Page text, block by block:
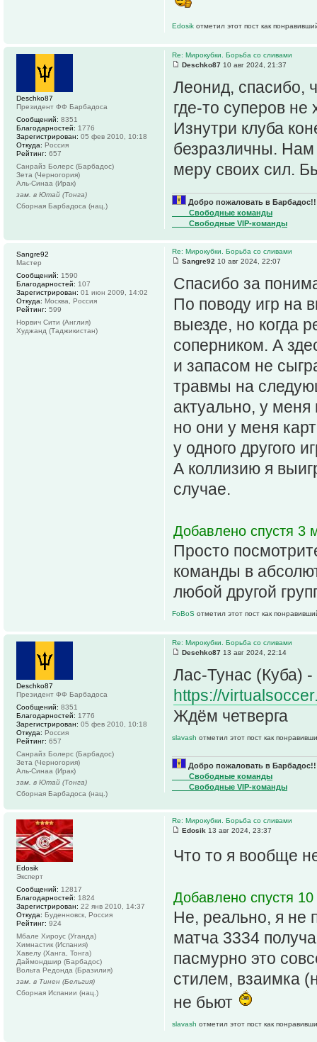
Edosik отметил этот пост как
Re: Мирокубки. Борьба со сливами
Deschko87 10 авг 2024, 21:37
Леонид, спасибо,
где-то суперов не
Изнутри клуба
безразличны.
меру своих сил.
Добро пожаловать в
____Свободные команды
____Свободные VIP-команды
Deschko87
Президент ФФ Барбадоса
Сообщений: 8351
Благодарностей: 1776
Зарегистрирован: 05 фев 2010, 10:18
Откуда: Россия
Рейтинг: 657
Санрайз Болерс (Барбадос)
Зета (Черногория)
Аль-Синаа (Ирак)
зам. в Ютай (Тонга)
Сборная Барбадоса (нац.)
Re: Мирокубки. Борьба со сливами
Sangre92 10 авг 2024, 22:07
Спасибо за
По поводу игр на
выезде, но когда
соперником. А
и запасом не
травмы на
актуально, у
но они у меня
у одного другого
А коллизию я
случае.
Добавлено спустя 3
Просто
команды в
любой другой
FoBoS отметил этот пост как
Sangre92
Мастер
Сообщений: 1590
Благодарностей: 107
Зарегистрирован: 01 июн 2009, 14:02
Откуда: Москва, Россия
Рейтинг: 599
Норвич Сити (Англия)
Худжанд (Таджикистан)
Re: Мирокубки. Борьба со сливами
Deschko87 13 авг 2024, 22:14
Лас-Тунас (Куба)
https://
Ждём четверга
slavash отметил этот пост как
Добро пожаловать в
____Свободные команды
____Свободные VIP-команды
Deschko87
Президент ФФ Барбадоса
Сообщений: 8351
Благодарностей: 1776
Зарегистрирован: 05 фев 2010, 10:18
Откуда: Россия
Рейтинг: 657
Санрайз Болерс (Барбадос)
Зета (Черногория)
Аль-Синаа (Ирак)
зам. в Ютай (Тонга)
Сборная Барбадоса (нац.)
Re: Мирокубки. Борьба со сливами
Edosik 13 авг 2024, 23:37
Что то я вообще
Добавлено спустя
Не, реально, я не
матча 3334
пасмурно это
стилем, взаимка
не бьют
slavash отметил этот пост как
Edosik
Эксперт
Сообщений: 12817
Благодарностей: 1824
Зарегистрирован: 22 янв 2010, 14:37
Откуда: Буденновск, Россия
Рейтинг: 924
Мбале Хироус (Уганда)
Химнастик (Испания)
Хавелу (Ханга, Тонга)
Даймондшир (Барбадос)
Вольта Редонда (Бразилия)
зам. в Тинен (Бельгия)
Сборная Испании (нац.)